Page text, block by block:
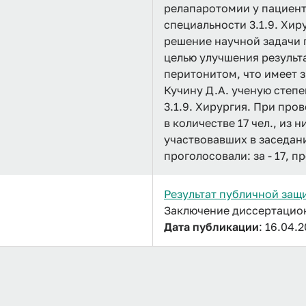
релапаротомии у
специальности 3.1.9.
решение научной
целью улучшения
перитонитом, что имеет
Кучину Д.А. ученую
3.1.9. Хирургия. При
в количестве 17 чел., из
участвовавших в
проголосовали: за - 17,
Результат публичной
Заключение
Дата публикации: